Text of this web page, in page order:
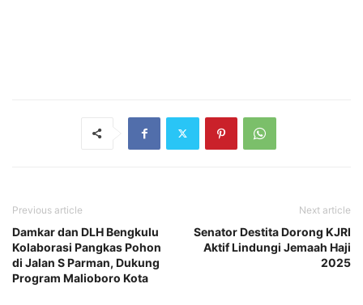
Previous article
Damkar dan DLH Bengkulu
Kolaborasi Pangkas Pohon
di Jalan S Parman, Dukung
Program Malioboro Kota
Next article
Senator Destita Dorong KJRI
Aktif Lindungi Jemaah Haji
2025